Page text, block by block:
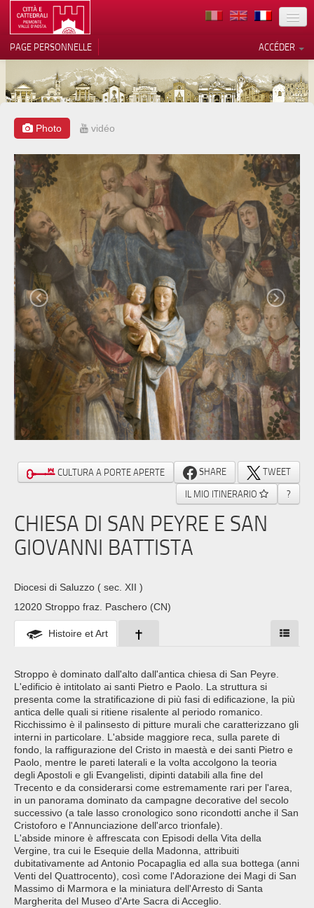
TERRITOIRE
ARCHITECTURE
MUSÉES
ITINÉRAIRES
EVÉNEMENTS
ACCUEIL
BÉNÉVOLES
CONTACTS
PRESS
ACCÉDER
PAGE PERSONNELLE
Photo vidéo
CULTURA A PORTE APERTE SHARE
TWEET
IL MIO ITINERARIO
?
CHIESA DI SAN PEYRE E SAN
GIOVANNI BATTISTA
Diocesi di Saluzzo ( sec. XII )
12020 Stroppo fraz. Paschero (CN)
Histoire et Art
Stroppo è dominato dall'alto dall'antica chiesa di San Peyre.
L'edificio è intitolato ai santi Pietro e Paolo. La struttura si
presenta come la stratificazione di più fasi di edificazione, la più
antica delle quali si ritiene risalente al periodo romanico.
Ricchissimo è il palinsesto di pitture murali che caratterizzano gli
interni in particolare. L'abside maggiore reca, sulla parete di
fondo, la raffigurazione del Cristo in maestà e dei santi Pietro e
Paolo, mentre le pareti laterali e la volta accolgono la teoria
degli Apostoli e gli Evangelisti, dipinti databili alla fine del
Trecento e da considerarsi come estremamente rari per l'area,
in un panorama dominato da campagne decorative del secolo
successivo (a tale lasso cronologico sono ricondotti anche il San
Cristoforo e l'Annunciazione dell'arco trionfale).
L'abside minore è affrescata con Episodi della Vita della
Vergine, tra cui le Esequie della Madonna, attribuiti
dubitativamente ad Antonio Pocapaglia ed alla sua bottega (anni
Venti del Quattrocento), così come l'Adorazione dei Magi di San
Massimo di Marmora e la miniatura dell'Arresto di Santa
Margherita del Museo d'Arte Sacra di Acceglio.
Notification lors de la collecte
Vos choix en matière de